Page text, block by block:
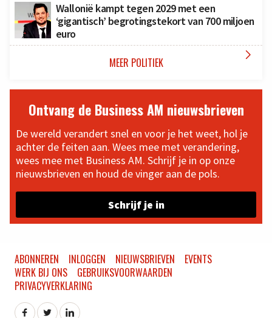
Wallonië kampt tegen 2029 met een
‘gigantisch’ begrotingstekort van 700 miljoen
euro
MEER POLITIEK 
Ontvang de Business AM nieuwsbrieven
De wereld verandert snel en voor je het weet, hol je
achter de feiten aan. Wees mee met verandering,
wees mee met Business AM. Schrijf je in op onze
nieuwsbrieven en houd de vinger aan de pols.
Schrijf je in
ABONNEREN INLOGGEN NIEUWSBRIEVEN
EVENTS
WERK BIJ ONS
GEBRUIKSVOORWAARDEN
PRIVACYVERKLARING